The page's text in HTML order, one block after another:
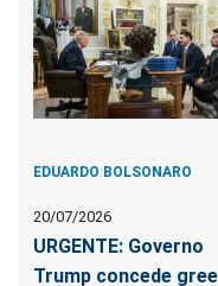
EDUARDO BOLSONARO
20/07/2026
URGENTE: Governo
Trump concede